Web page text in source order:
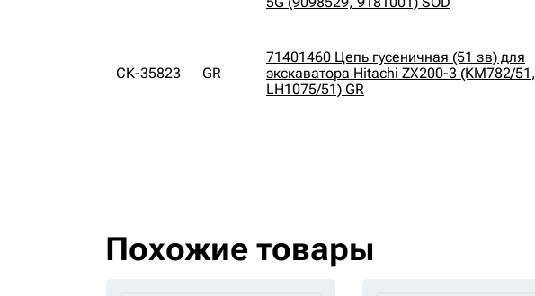
СК-35823 GR
71401460 Цепь гусеничная (51 зв) для
экскаватора Hitachi ZX200-3 (KM782/51,
LH1075/51) GR
Похожие товары